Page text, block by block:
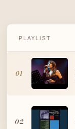
PLAYLIST
01
02